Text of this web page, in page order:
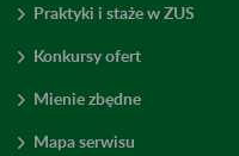
Praktyki i staże w ZUS
Konkursy ofert
Mienie zbędne
Mapa serwisu